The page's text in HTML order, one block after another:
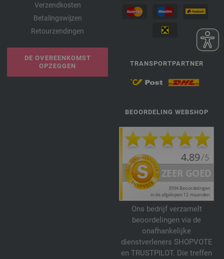
Verzendkosten
Betalingswijzen
Retourzendingen
DE OVEREENKOMST
OPZEGGEN
TRANSPORTPARTNER
BEOORDELING WEBSHOP
Ons bedrijf verzamelt
beoordelingen via de
onafhankelijke
dienstverleners SHOPVOTE
en TRUSTPILOT. Die treffen